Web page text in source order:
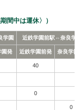
間中は運休〉）
学園 近鉄学園前駅⇔奈良学園
園発 近鉄学園前発 奈良学園
40
0
0